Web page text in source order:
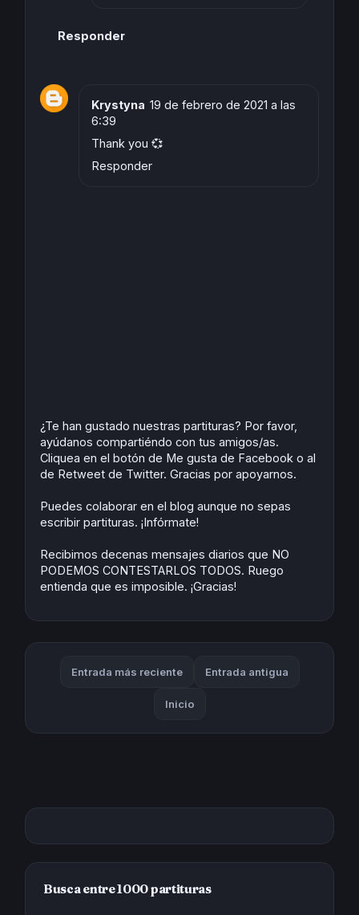
Responder
Krystyna 19 de febrero de 2021 a las
6:39
Thank you 💞
Responder
¿Te han gustado nuestras partituras? Por favor,
ayúdanos compartiéndo con tus amigos/as.
Cliquea en el botón de Me gusta de Facebook o al
de Retweet de Twitter. Gracias por apoyarnos.
Puedes colaborar en el blog aunque no sepas
escribir partituras. ¡Infórmate!
Recibimos decenas mensajes diarios que NO
PODEMOS CONTESTARLOS TODOS. Ruego
entienda que es imposible. ¡Gracias!
Entrada más reciente Entrada antigua
Inicio
Busca entre 1000 partituras